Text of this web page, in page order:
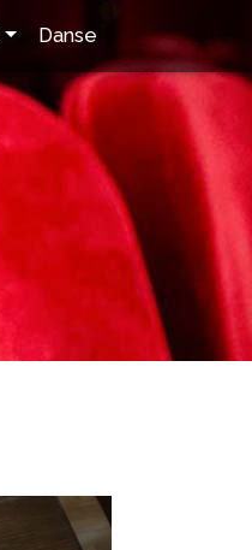
Danse